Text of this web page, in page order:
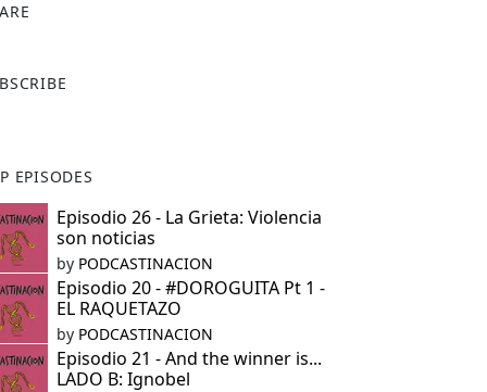
EPISODES
Episodio 26 - La Grieta: Violencia
son noticias
by PODCASTINACION
Episodio 20 - #DOROGUITA Pt 1 -
EL RAQUETAZO
by PODCASTINACION
Episodio 21 - And the winner is...
LADO B: Ignobel